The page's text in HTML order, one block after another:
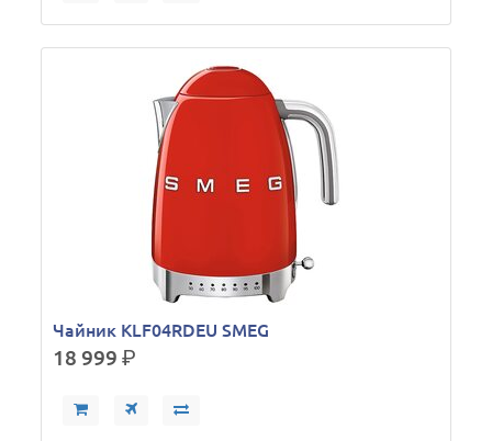
Чайник KLF04RDEU SMEG
18 999р.